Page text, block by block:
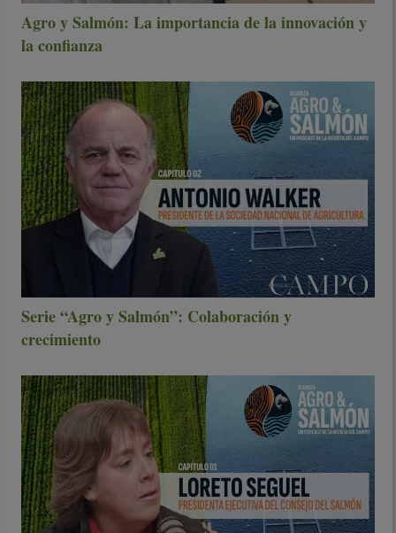
Agro y Salmón: La importancia de la innovación y
la confianza
Serie “Agro y Salmón”: Colaboración y
crecimiento